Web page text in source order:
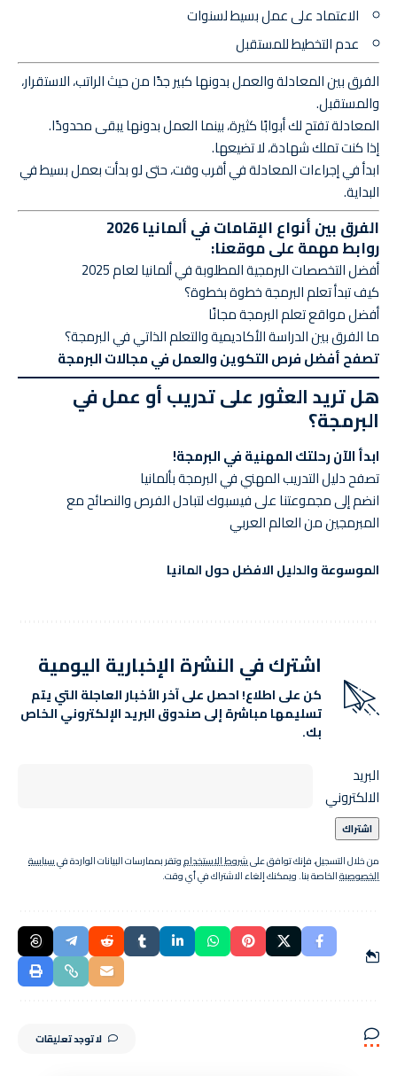
الاعتماد على عمل بسيط لسنوات
عدم التخطيط للمستقبل
الفرق بين المعادلة والعمل بدونها كبير جدًا من حيث الراتب، الاستقرار،
والمستقبل.
المعادلة تفتح لك أبوابًا كثيرة، بينما العمل بدونها يبقى محدودًا.
إذا كنت تملك شهادة، لا تضيعها.
ابدأ في إجراءات المعادلة في أقرب وقت، حتى لو بدأت بعمل بسيط في
البداية.
الفرق بين أنواع الإقامات في ألمانيا 2026
روابط مهمة على موقعنا:
أفضل التخصصات البرمجية المطلوبة في ألمانيا لعام 2025
كيف تبدأ تعلم البرمجة خطوة بخطوة؟
أفضل مواقع تعلم البرمجة مجانًا
ما الفرق بين الدراسة الأكاديمية والتعلم الذاتي في البرمجة؟
تصفح أفضل فرص التكوين والعمل في مجالات البرمجة
هل تريد العثور على تدريب أو عمل في
البرمجة؟
ابدأ الآن رحلتك المهنية في البرمجة!
تصفح دليل التدريب المهني في البرمجة بألمانيا
انضم إلى مجموعتنا على فيسبوكلتبادل الفرص والنصائح مع
المبرمجين من العالم العربي
الموسوعة والدليل الافضل حول المانيا
اشترك في النشرة الإخبارية اليومية
كن على اطلاع! احصل على آخر الأخبار العاجلة التي يتم
تسليمها مباشرة إلى صندوق البريد الإلكتروني الخاص
بك.
البريد
الالكتروني
من خلال التسجيل، فإنك توافق علىشروط الاستخداموتقر بممارسات البيانات الواردة فيسياسة
الخصوصيةالخاصة بنا. ويمكنك إلغاء الاشتراك في أي وقت.
لا توجد تعليقات